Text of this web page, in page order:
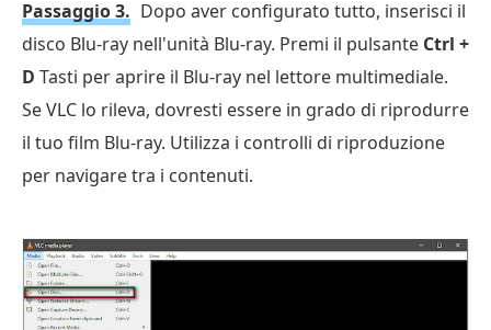
Passaggio 3. Dopo aver configurato tutto, inserisci il
disco Blu-ray nell'unità Blu-ray. Premi il pulsante Ctrl +
D Tasti per aprire il Blu-ray nel lettore multimediale.
Se VLC lo rileva, dovresti essere in grado di riprodurre
il tuo film Blu-ray. Utilizza i controlli di riproduzione
per navigare tra i contenuti.